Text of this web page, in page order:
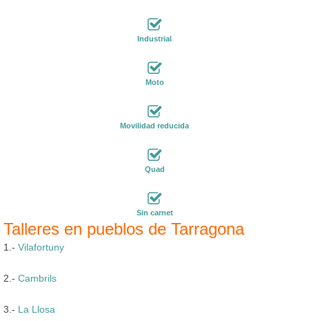
Industrial
Moto
Movilidad reducida
Quad
Sin carnet
Talleres en pueblos de Tarragona
1.- Vilafortuny
2.- Cambrils
3.- La Llosa